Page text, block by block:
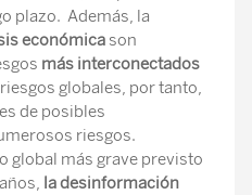
plazo. Además, la
económica son
más interconectados
globales, por tanto,
de posibles
riesgos.
global más grave previsto
la desinformación